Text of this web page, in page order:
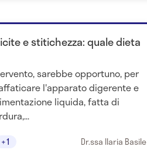
e stitichezza: quale dieta
sarebbe opportuno, per
l'apparato digerente e
liquida, fatta di
+1 Dr.ssa Ilaria Basile